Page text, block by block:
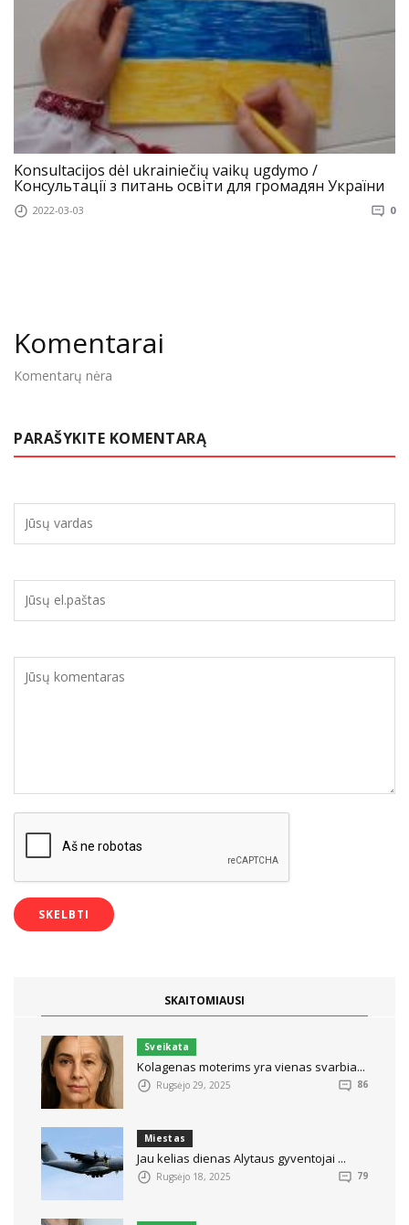
Konsultacijos dėl ukrainiečių vaikų ugdymo /
Консультації з питань освіти для громадян України
2022-03-03 0
Komentarai
Komentarų nėra
PARAŠYKITE KOMENTARĄ
SKAITOMIAUSI
Sveikata
Kolagenas moterims yra vienas svarbia...
Rugsėjo 29, 2025 86
Miestas
Jau kelias dienas Alytaus gyventojai ...
Rugsėjo 18, 2025 79